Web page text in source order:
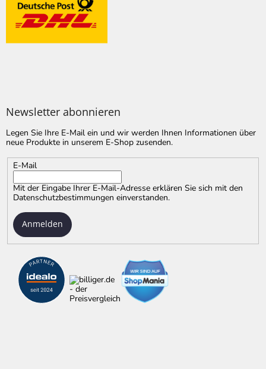
Newsletter abonnieren
Legen Sie Ihre E-Mail ein und wir werden Ihnen Informationen über
neue Produkte in unserem E-Shop zusenden.
E-Mail
Mit der Eingabe Ihrer E-Mail-Adresse erklären Sie sich mit den
Datenschutzbestimmungen einverstanden.
Anmelden